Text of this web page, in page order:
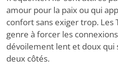
amour pour la paix ou qui
confort sans exiger trop. Les
genre à forcer les
dévoilement lent et doux qui
deux côtés.